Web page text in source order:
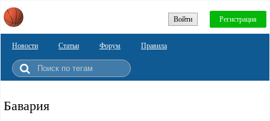
Войти Регистрация
Новости Статьи Форум Правила
Бавария